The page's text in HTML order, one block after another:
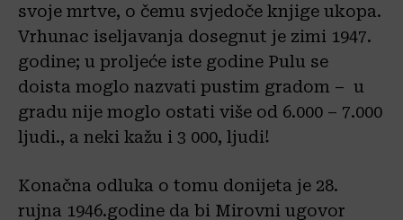
svoje mrtve, o čemu svjedoče knjige ukopa.
Vrhunac iseljavanja dosegnut je zimi 1947.
godine; u proljeće iste godine Pulu se
doista moglo nazvati pustim gradom – u
gradu nije moglo ostati više od 6.000 – 7.000
ljudi., a neki kažu i 3 000, ljudi!
Konačna odluka o tomu donijeta je 28.
rujna 1946.godine da bi Mirovni ugovor